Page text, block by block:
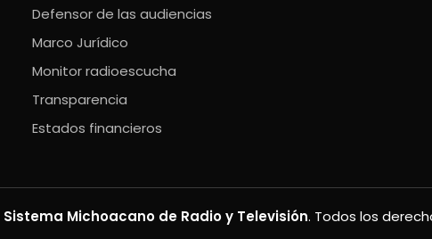
Defensor de las audiencias
Marco Jurídico
Monitor radioescucha
Transparencia
Estados financieros
Sistema Michoacano de Radio y Televisión. Todos los